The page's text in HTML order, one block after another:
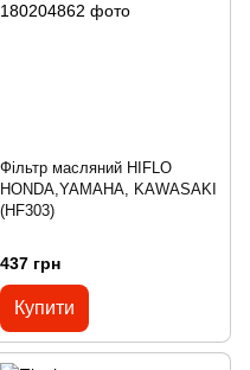
Фільтр масляний HIFLO
HONDA,YAMAHA, KAWASAKI
(HF303)
437 грн
Купити